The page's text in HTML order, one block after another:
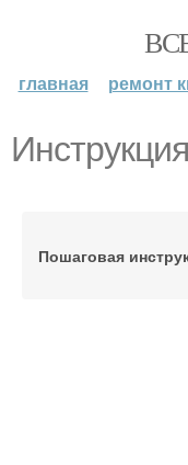
главная ремонт
Пошаговая